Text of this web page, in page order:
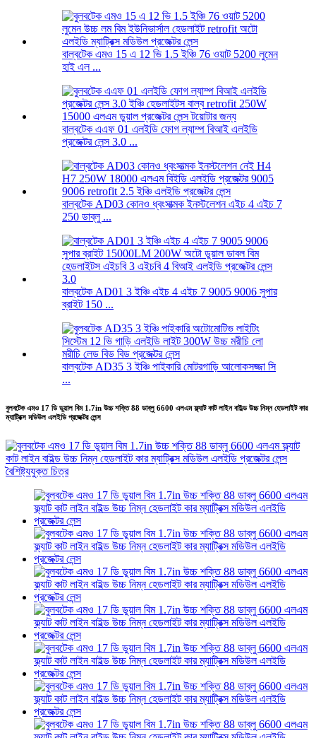
বাল্বটেক এমও 15 এ 12 ভি 1.5 ইঞ্চি 76 ওয়াট 5200 লুমেন
হাই এল ...
বাল্বটেক এএফ 01 এলইডি ফোগ ল্যাম্প বিআই এলইডি
প্রজেক্টর লেন্স 3.0 ...
বাল্বটেক AD03 কোনও ধ্বংসাত্মক ইনস্টলেশন এইচ 4 এইচ 7
250 ডাব্লু ...
বাল্বটেক AD01 3 ইঞ্চি এইচ 4 এইচ 7 9005 9006 সুপার
ব্রাইট 150 ...
বাল্বটেক AD35 3 ইঞ্চি পাইকারি মোটরগাড়ি আলোকসজ্জা সি
...
বুলবটেক এমও 17 ডি ডুয়াল বিম 1.7in উচ্চ শক্তি 88 ডাব্লু 6600 এলএম ফ্ল্যাট কাট লাইন বাইল্ড উচ্চ নিম্ন হেডলাইট কার
ম্যাট্রিক্স মডিউল এলইডি প্রজেক্টর লেন্স